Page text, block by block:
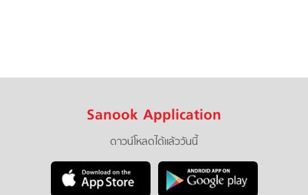
Sanook Application
ดาวน์โหลดได้แล้ววันนี้